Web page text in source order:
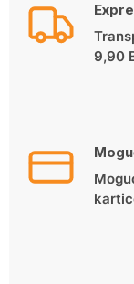
9,90